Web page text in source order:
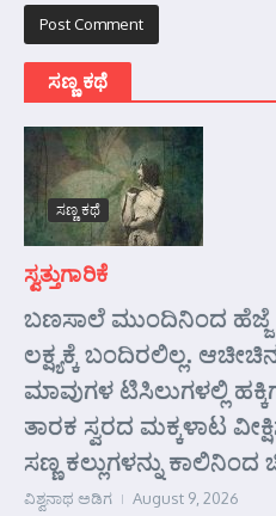
ಸಣ್ಣ ಕಥೆ
ಸಣ್ಣ ಕಥೆ
ಸ್ವತ್ತುಗಾರಿಕೆ
ಬಣಸಾಲೆ ಮುಂದಿನಿಂದ ಹೆಜ್ಜೆ
ಲಕ್ಷ್ಯಕ್ಕೆ ಬಂದಿರಲಿಲ್ಲ.
ಮಾವುಗಳ ಟಿಸಿಲುಗಳಲ್ಲಿ
ತಾರಕ ಸ್ವರದ ಮಕ್ಕಳಾಟ
ಸಣ್ಣ ಕಲ್ಲುಗಳನ್ನು ಕಾಲಿನಿಂದ
ವಿಶ್ವನಾಥ ಅಡಿಗ August 9, 2026